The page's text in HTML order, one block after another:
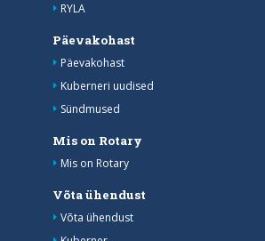
RYLA
Päevakohast
Päevakohast
Kuberneri uudised
Sündmused
Mis on Rotary
Mis on Rotary
Võta ühendust
Võta ühendust